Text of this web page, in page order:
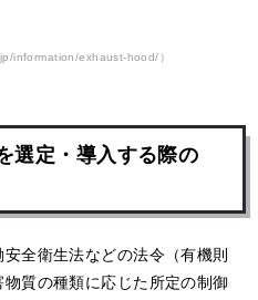
information/exhaust-hood/）
選定・導入する際の
全衛生法などの法令（有機則
質の種類に応じた所定の制御